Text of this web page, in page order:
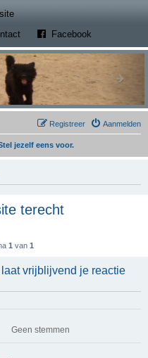
(Opens a new tab)
(Opens a new tab)
Facebook
Aanmelden
Registreer
jezelf eens voor.
terecht
1 van 1
vrijblijvend je reactie
Geen stemmen